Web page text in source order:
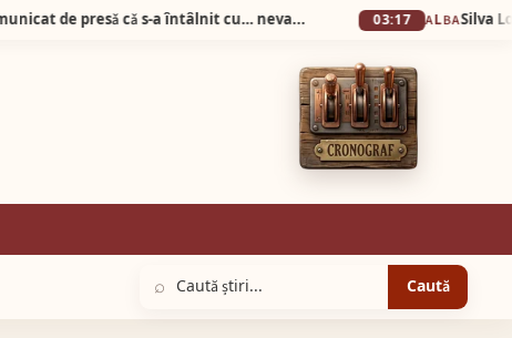
Știrea zilei! Prefectul de Alba a dat comunicat de presǎ cǎ s-a întâlnit cu… nevastă-sa la…Prefecturǎ! ALBA
⌕ Caută